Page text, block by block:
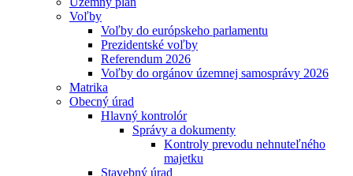
Voľby
Voľby do európskeho parlamentu
Prezidentské voľby
Referendum 2026
Voľby do orgánov územnej samosprávy 2026
Matrika
Obecný úrad
Hlavný kontrolór
Správy a dokumenty
Kontroly prevodu nehnuteľného
majetku
Stavebný úrad